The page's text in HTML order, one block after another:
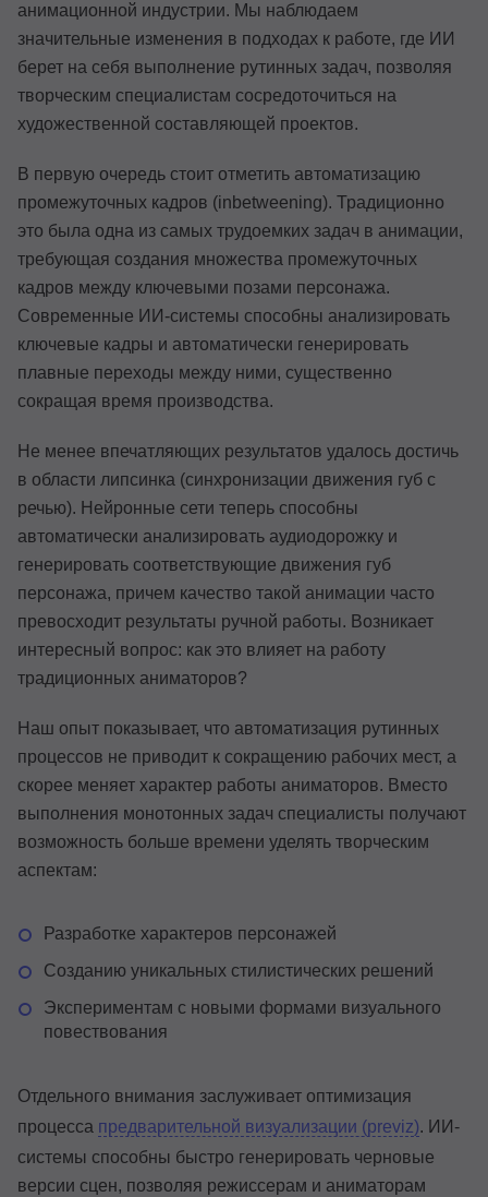
анимационной индустрии. Мы наблюдаем
значительные изменения в подходах к работе, где ИИ
берет на себя выполнение рутинных задач, позволяя
творческим специалистам сосредоточиться на
художественной составляющей проектов.
В первую очередь стоит отметить автоматизацию
промежуточных кадров (inbetweening). Традиционно
это была одна из самых трудоемких задач в анимации,
требующая создания множества промежуточных
кадров между ключевыми позами персонажа.
Современные ИИ-системы способны анализировать
ключевые кадры и автоматически генерировать
плавные переходы между ними, существенно
сокращая время производства.
Не менее впечатляющих результатов удалось достичь
в области липсинка (синхронизации движения губ с
речью). Нейронные сети теперь способны
автоматически анализировать аудиодорожку и
генерировать соответствующие движения губ
персонажа, причем качество такой анимации часто
превосходит результаты ручной работы. Возникает
интересный вопрос: как это влияет на работу
традиционных аниматоров?
Наш опыт показывает, что автоматизация рутинных
процессов не приводит к сокращению рабочих мест, а
скорее меняет характер работы аниматоров. Вместо
выполнения монотонных задач специалисты получают
возможность больше времени уделять творческим
аспектам:
Разработке характеров персонажей
Созданию уникальных стилистических решений
Экспериментам с новыми формами визуального
повествования
Отдельного внимания заслуживает оптимизация
процесса предварительной визуализации (previz). ИИ-
системы способны быстро генерировать черновые
версии сцен, позволяя режиссерам и аниматорам